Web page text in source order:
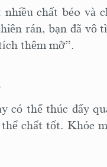
chất béo và
rán, bạn đã vô
thêm mỡ”.
có thể thúc đẩy
chất tốt. Khỏe